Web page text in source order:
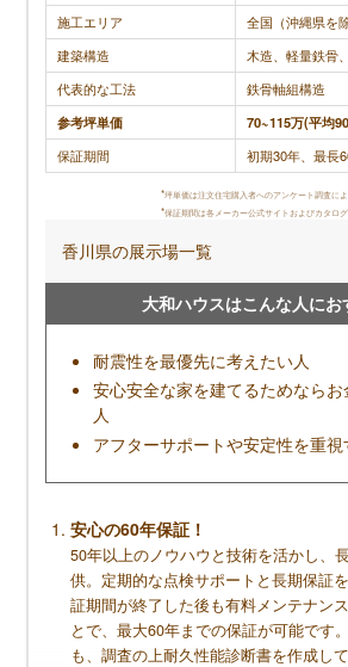
を持って行ったりしましたが、工事の方も現場
とを教えてくださったり、丁寧なお仕事を拝
ていただきました。 アフターサービスもしっ
ていて、こちらが忘れていてもご連絡いただ
し、安心できます！
調査方法：インターネット調査
調査対象：住友林業で注文住宅を建てた人
メリット
高い耐震性と断熱性で安全で快適
きる
りの自由度も高い
保証と点検が充実していて長く
る
床や内装ドアなどで選べる木材
施工エリア
全国（沖縄県を
建築構造
木造、軽量鉄骨
代表的な工法
鉄骨軸組構造
参考坪単価
70~115万(平均
保証期間
初期30年、最長
*坪単価は注文住宅購入者へのアンケート調査に
*保証期間は各メーカー公式サイトおよびカタロ
香川県の展示場一覧
大和ハウスはこんな人にお
耐震性を最優先に考えたい人
安心安全な家を建てるためなら
人
アフターサポートや安定性を重視
安心の60年保証！
50年以上のノウハウと技術を活かし、
供。定期的な点検サポートと長期保証
証期間が終了した後も有料メンテナン
とで、最大60年までの保証が可能です
も、調査の上耐久性能診断書を作成し